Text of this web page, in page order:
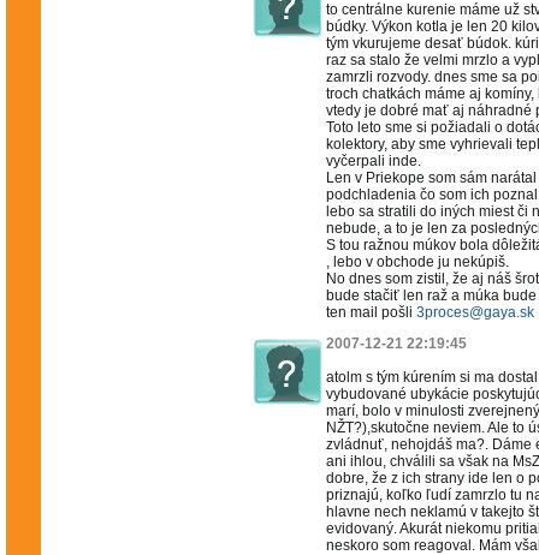
to centrálne kurenie máme už
búdky. Výkon kotla je len 20
tým vkurujeme desať búdok.
raz sa stalo že velmi mrzlo a
zamrzli rozvody. dnes sme sa
troch chatkách máme aj
vtedy je dobré mať aj náhradné
Toto leto sme si požiadali o
kolektory, aby sme vyhrievali
vyčerpali inde.
Len v Priekope som sám
podchladenia čo som ich
lebo sa stratili do iných miest či
nebude, a to je len za
S tou ražnou múkov bola
, lebo v obchode ju nekúpiš.
No dnes som zistil, že aj náš
bude stačiť len raž a múka
ten mail pošli 3proces@gaya.sk
2007-12-21 22:19:45
atolm s tým kúrením si ma
vybudované ubykácie
marí, bolo v minulosti
NŽT?),skutočne neviem. Ale to
zvládnuť, nehojdáš ma?. Dáme
ani ihlou, chválili sa však na
dobre, že z ich strany ide len o
priznajú, koľko ľudí zamrzlo tu
hlavne nech neklamú v takejto
evidovaný. Akurát niekomu
neskoro som reagoval. Mám